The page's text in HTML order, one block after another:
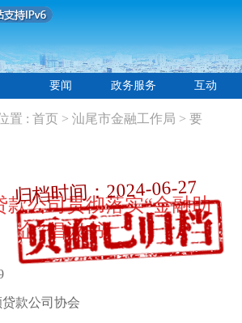
归档时间：2024-06-27
要闻 政务服务 互动
置 : 首页 > 汕尾市金融工作局 > 要
款公司贯彻落实“金融助
企”倡议书
款公司协会